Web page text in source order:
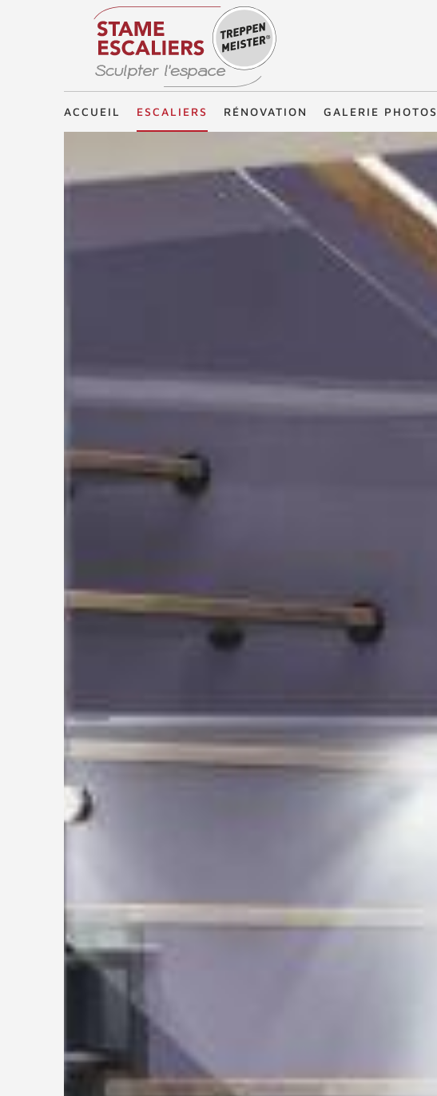
Treppenmeister - Sculpter l'espace
ACCUEIL ESCALIERS RÉNOVATION GALERIE PHOTOS